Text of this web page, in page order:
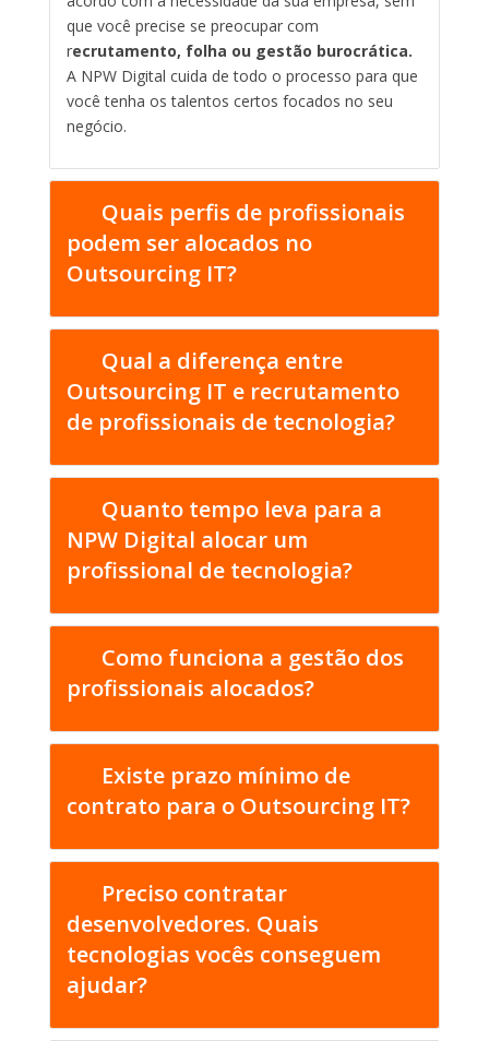
que você precise se preocupar com
recrutamento, folha ou gestão burocrática.
A NPW Digital cuida de todo o processo para que
você tenha os talentos certos focados no seu
negócio.
Quais perfis de profissionais
podem ser alocados no
Outsourcing IT?
Qual a diferença entre
Outsourcing IT e recrutamento
de profissionais de tecnologia?
Quanto tempo leva para a
NPW Digital alocar um
profissional de tecnologia?
Como funciona a gestão dos
profissionais alocados?
Existe prazo mínimo de
contrato para o Outsourcing IT?
Preciso contratar
desenvolvedores. Quais
tecnologias vocês conseguem
ajudar?